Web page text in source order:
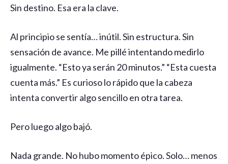
Sin destino. Esa era la clave.
Al principio se sentía… inútil. Sin estructura. Sin
sensación de avance. Me pillé intentando medirlo
igualmente. “Esto ya serán 20 minutos.” “Esta cuesta
cuenta más.” Es curioso lo rápido que la cabeza
intenta convertir algo sencillo en otra tarea.
Pero luego algo bajó.
Nada grande. No hubo momento épico. Solo… menos